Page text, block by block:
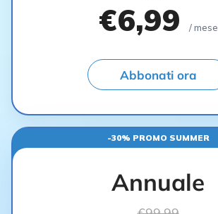
€6,99 / mese
Abbonati ora
-30% PROMO SUMMER
Annuale